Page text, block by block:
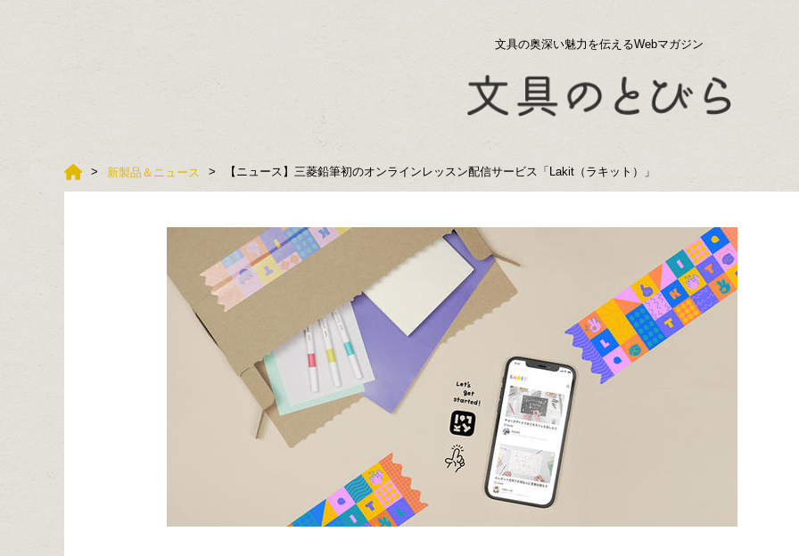
文具の奥深い魅力を伝えるWebマガジン
新製品＆ニュース 【ニュース】三菱鉛筆初のオンラインレッスン配信サービス「Lakit（ラキット）」